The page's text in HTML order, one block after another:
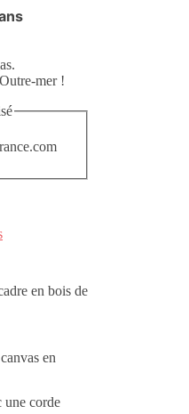
mer !
en bois de
en
une corde